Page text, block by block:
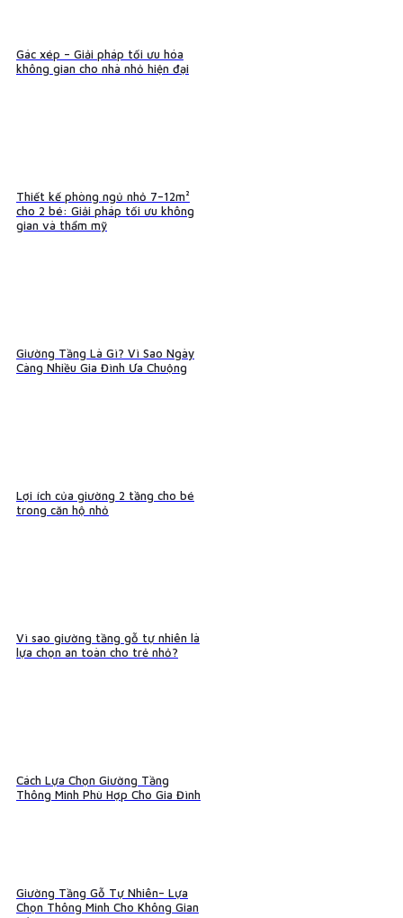
Gác xép – Giải pháp tối ưu hóa
không gian cho nhà nhỏ hiện đại
Thiết kế phòng ngủ nhỏ 7–12m²
cho 2 bé: Giải pháp tối ưu không
gian và thẩm mỹ
Giường Tầng Là Gì? Vì Sao Ngày
Càng Nhiều Gia Đình Ưa Chuộng
Lợi ích của giường 2 tầng cho bé
trong căn hộ nhỏ
Vì sao giường tầng gỗ tự nhiên là
lựa chọn an toàn cho trẻ nhỏ?
Cách Lựa Chọn Giường Tầng
Thông Minh Phù Hợp Cho Gia Đình
Giường Tầng Gỗ Tự Nhiên– Lựa
Chọn Thông Minh Cho Không Gian